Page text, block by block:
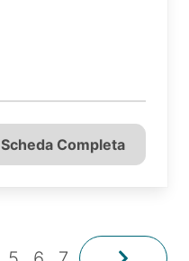
Scheda Completa